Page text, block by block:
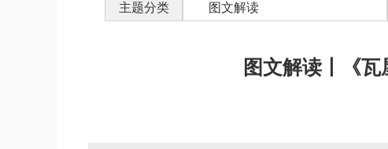
主题分类 图文解读
图文解读丨《